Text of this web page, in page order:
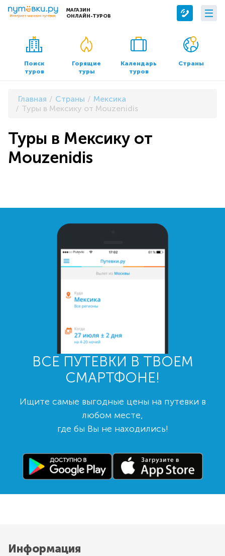
МАГАЗИН
ОНЛАЙН-ТУРОВ
Сервисы
Бронирование отелей
Трансфер
О компании
О нас
Контакты
Документы и реквизиты
Поиск
туров
Горящие
туры
Календарь
туров
Страны
Главная Страны
Мексика
Туры в Мексику от Mouzenidis
Туры в Мексику от
Mouzenidis
ВСЕ ПУТЕВКИ В ТВОЕМ
СМАРТФОНЕ!
Ищите самые выгодные цены на путевки в
любом месте,
где бы Вы не находились!
Информация